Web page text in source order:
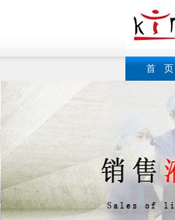
首 页